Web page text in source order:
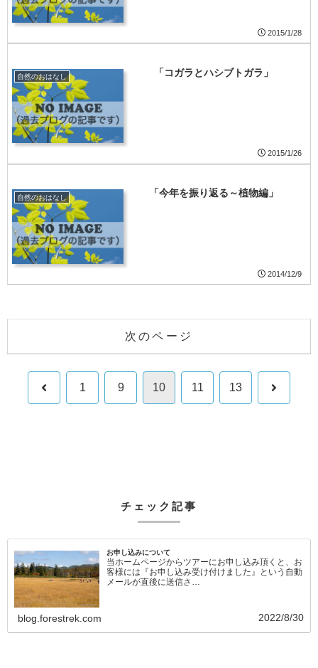
2015/1/28
自然のおはなし 「コガラとハシブトガラ」
2015/1/26
自然のおはなし 「今年を振り返る～植物編」
2014/12/9
次のページ
前 1 9 10 11 13 次
チェック記事
お申し込みについて
当ホームページからツアーにお申し込み頂くと、お
客様には『お申し込み受け付けました』という自動
メールが直後に送信さ…
blog.forestrek.com 2022/8/30